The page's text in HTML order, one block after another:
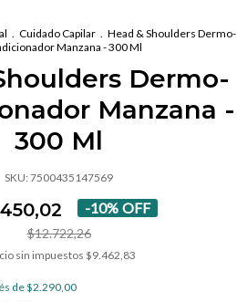
. Cuidado Capilar . Head & Shoulders Dermo-
Manzana - 300 Ml
Dermo-
Manzana -
300 Ml
SKU: 7500435147569
-10% OFF
$12.722,26
sin impuestos $9.462,83
de$2.290,00